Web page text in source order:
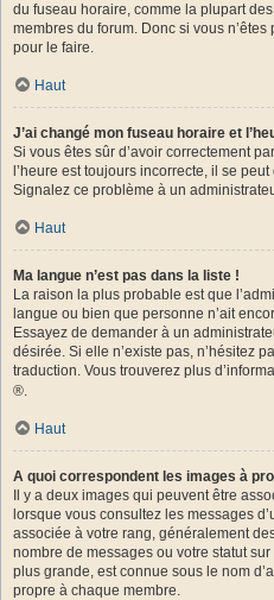
du fuseau horaire, comme la plupart
membres du forum. Donc si vous
pour le faire.
Haut
J’ai changé mon fuseau horaire et
Si vous êtes sûr d’avoir correctement
l’heure est toujours incorrecte, il se
Signalez ce problème à un
Haut
Ma langue n’est pas dans la liste !
La raison la plus probable est que
langue ou bien que personne n’ait
Essayez de demander à un
désirée. Si elle n’existe pas, n’hésitez
traduction. Vous trouverez plus
®.
Haut
A quoi correspondent les images à
Il y a deux images qui peuvent être
lorsque vous consultez les messages
associée à votre rang, généralement
nombre de messages ou votre statut
plus grande, est connue sous le nom
propre à chaque membre.